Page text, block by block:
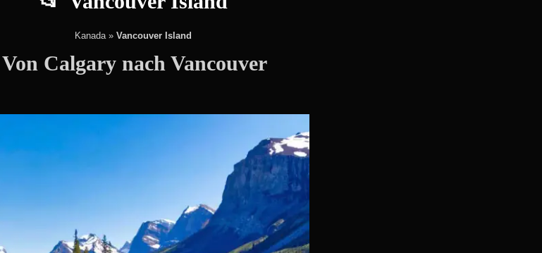
Kanada» Vancouver Island
Calgary nach Vancouver